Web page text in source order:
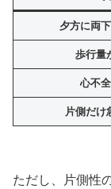
夕方に両
歩行量
心不
片側だけ
ただし、片側性